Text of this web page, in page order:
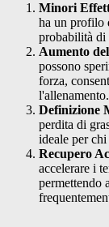
Minori
ha un profilo
probabilità di
Aumento
possono
forza,
l'allenamento.
Definizione
perdita di
ideale per
Recupero
accelerare i
permettendo